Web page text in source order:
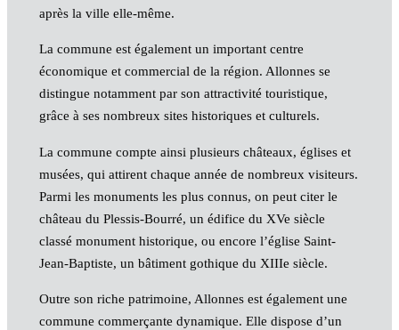
après la ville elle-même.
La commune est également un important centre
économique et commercial de la région. Allonnes se
distingue notamment par son attractivité touristique,
grâce à ses nombreux sites historiques et culturels.
La commune compte ainsi plusieurs châteaux, églises et
musées, qui attirent chaque année de nombreux visiteurs.
Parmi les monuments les plus connus, on peut citer le
château du Plessis-Bourré, un édifice du XVe siècle
classé monument historique, ou encore l’église Saint-
Jean-Baptiste, un bâtiment gothique du XIIIe siècle.
Outre son riche patrimoine, Allonnes est également une
commune commerçante dynamique. Elle dispose d’un